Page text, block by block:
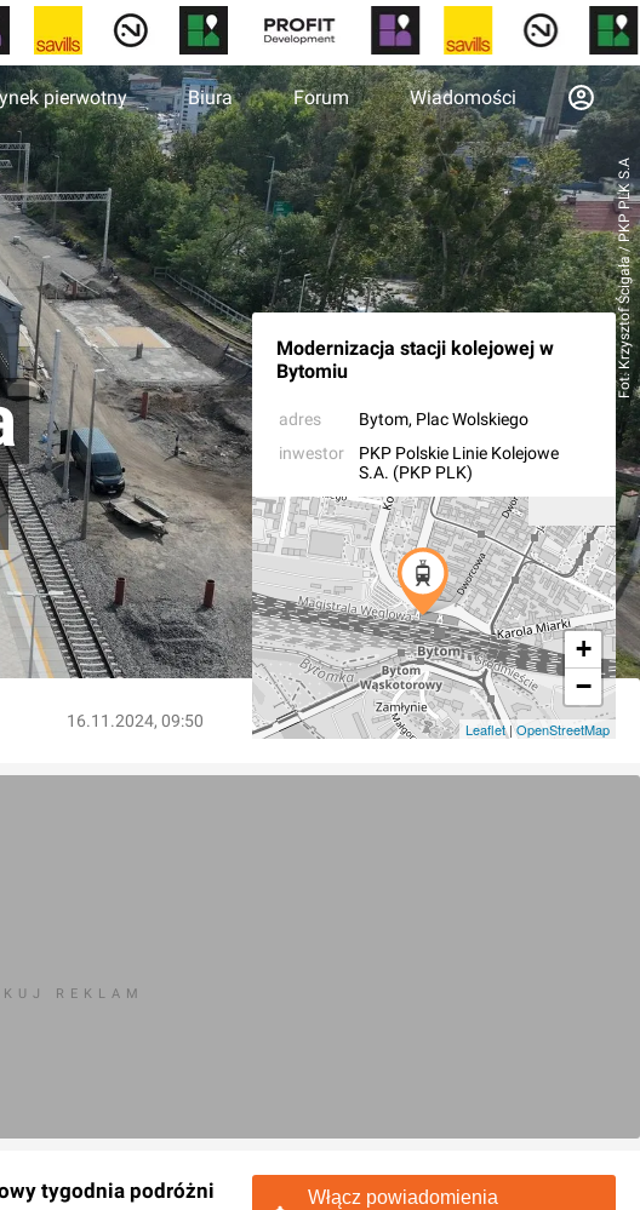
pierwotny Biura Forum Wiadomości
Fot. Krzysztof Ścigała / PKP PLK S.A
16.11.2024, 09:50
Modernizacja stacji kolejowej w
Bytomiu
adres Bytom, Plac Wolskiego
inwestor
PKP Polskie Linie Kolejowe
S.A. (PKP PLK)
+
−
Leaflet|OpenStreetMap
REKLAM
tygodnia podróżni
Włącz powiadomienia